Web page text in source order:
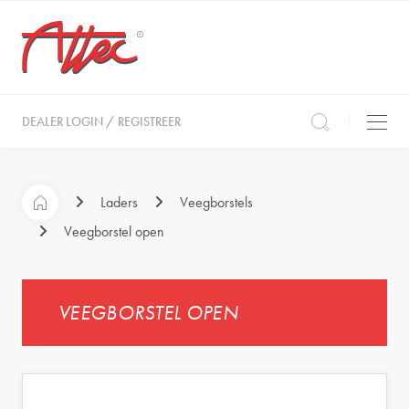
DEALER LOGIN / REGISTREER
Laders
Veegborstels
Veegborstel open
VEEGBORSTEL OPEN